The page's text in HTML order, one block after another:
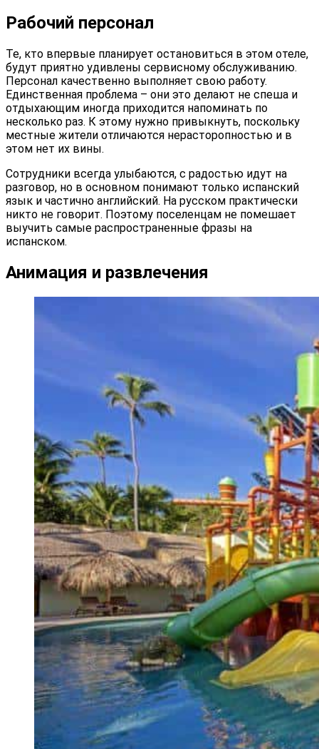
Рабочий персонал
Те, кто впервые планирует остановиться в этом отеле,
будут приятно удивлены сервисному обслуживанию.
Персонал качественно выполняет свою работу.
Единственная проблема – они это делают не спеша и
отдыхающим иногда приходится напоминать по
несколько раз. К этому нужно привыкнуть, поскольку
местные жители отличаются нерасторопностью и в
этом нет их вины.
Сотрудники всегда улыбаются, с радостью идут на
разговор, но в основном понимают только испанский
язык и частично английский. На русском практически
никто не говорит. Поэтому поселенцам не помешает
выучить самые распространенные фразы на
испанском.
Анимация и развлечения